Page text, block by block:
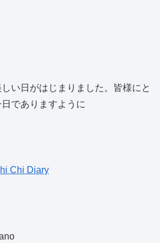
い日がはじまりました。皆様にと
でありますように
Chi Diary